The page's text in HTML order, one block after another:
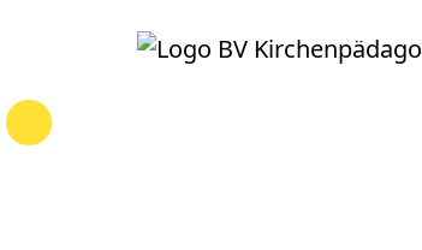
Loading...